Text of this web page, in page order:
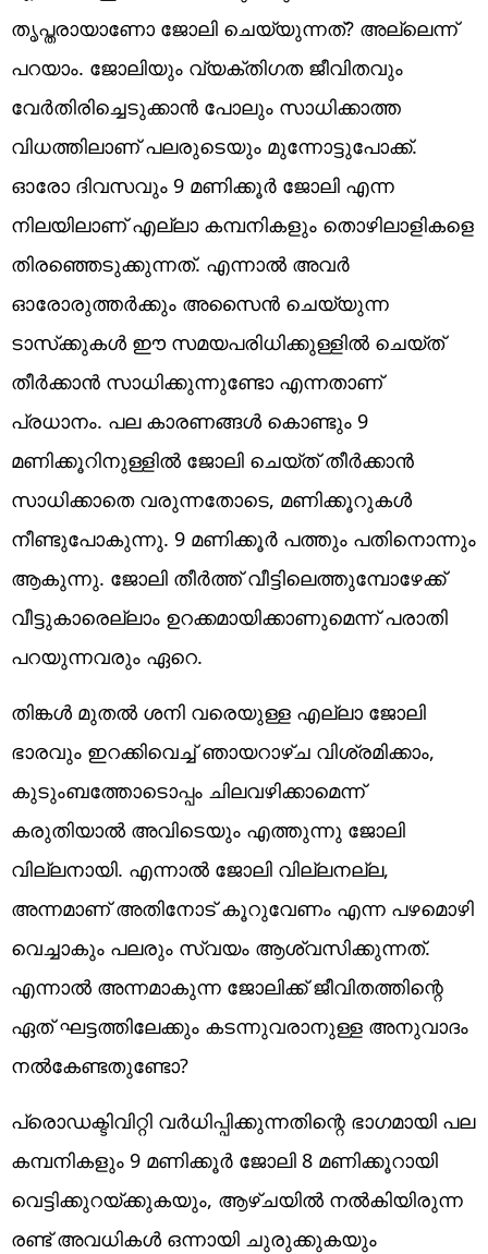
തൃപ്തരായാണോ ജോലി ചെയ്യുന്നത്? അല്ലെന്ന്
പറയാം. ജോലിയും വ്യക്തിഗത ജീവിതവും
വേര്‍തിരിച്ചെടുക്കാന്‍ പോലും സാധിക്കാത്ത
വിധത്തിലാണ് പലരുടെയും മുന്നോട്ടുപോക്ക്.
ഓരോ ദിവസവും 9 മണിക്കൂര്‍ ജോലി എന്ന
നിലയിലാണ് എല്ലാ കമ്പനികളും തൊഴിലാളികളെ
തിരഞ്ഞെടുക്കുന്നത്. എന്നാല്‍ അവര്‍
ഓരോരുത്തര്‍ക്കും അസൈന്‍ ചെയ്യുന്ന
ടാസ്‌ക്കുകള്‍ ഈ സമയപരിധിക്കുള്ളില്‍ ചെയ്ത്
തീര്‍ക്കാന്‍ സാധിക്കുന്നുണ്ടോ എന്നതാണ്
പ്രധാനം. പല കാരണങ്ങള്‍ കൊണ്ടും 9
മണിക്കൂറിനുള്ളില്‍ ജോലി ചെയ്ത് തീര്‍ക്കാന്‍
സാധിക്കാതെ വരുന്നതോടെ, മണിക്കൂറുകള്‍
നീണ്ടുപോകുന്നു. 9 മണിക്കൂര്‍ പത്തും പതിനൊന്നും
ആകുന്നു. ജോലി തീര്‍ത്ത് വീട്ടിലെത്തുമ്പോഴേക്ക്
വീട്ടുകാരെല്ലാം ഉറക്കമായിക്കാണുമെന്ന് പരാതി
പറയുന്നവരും ഏറെ.
തിങ്കള്‍ മുതല്‍ ശനി വരെയുള്ള എല്ലാ ജോലി
ഭാരവും ഇറക്കിവെച്ച് ഞായറാഴ്ച വിശ്രമിക്കാം,
കുടുംബത്തോടൊപ്പം ചിലവഴിക്കാമെന്ന്
കരുതിയാല്‍ അവിടെയും എത്തുന്നു ജോലി
വില്ലനായി. എന്നാല്‍ ജോലി വില്ലനല്ല,
അന്നമാണ് അതിനോട് കൂറുവേണം എന്ന പഴമൊഴി
വെച്ചാകും പലരും സ്വയം ആശ്വസിക്കുന്നത്.
എന്നാല്‍ അന്നമാകുന്ന ജോലിക്ക് ജീവിതത്തിന്റെ
ഏത് ഘട്ടത്തിലേക്കും കടന്നുവരാനുള്ള അനുവാദം
നല്‍കേണ്ടതുണ്ടോ?
പ്രൊഡക്ടിവിറ്റി വര്‍ധിപ്പിക്കുന്നതിന്റെ ഭാഗമായി പല
കമ്പനികളും 9 മണിക്കൂര്‍ ജോലി 8 മണിക്കൂറായി
വെട്ടിക്കുറയ്ക്കുകയും, ആഴ്ചയില്‍ നല്‍കിയിരുന്ന
രണ്ട് അവധികള്‍ ഒന്നായി ചുരുക്കുകയും